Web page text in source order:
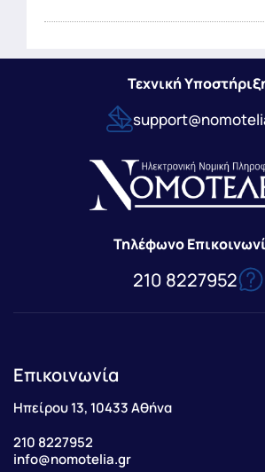
Τεχνική
Τηλέφωνο
210 8227952
Επικοινωνία
Ηπείρου 13, 10433 Αθήνα
210 8227952
info@nomotelia.gr